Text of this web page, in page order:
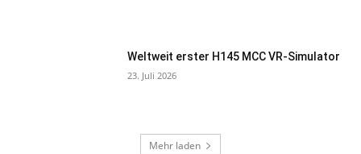
Weltweit erster H145 MCC VR-Simulator
23. Juli 2026
Mehr laden